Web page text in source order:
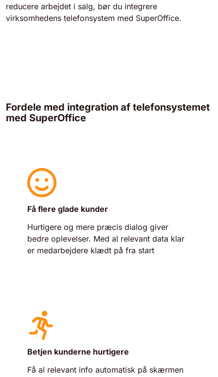
reducere arbejdet i salg, bør du integrere
virksomhedens telefonsystem med SuperOffice.
Fordele med integration af telefonsystemet
med SuperOffice
Få flere glade kunder
Hurtigere og mere præcis dialog giver
bedre oplevelser. Med al relevant data klar
er medarbejdere klædt på fra start
Betjen kunderne hurtigere
Få al relevant info automatisk på skærmen